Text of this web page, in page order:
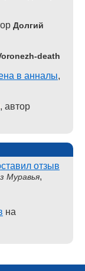
Долгий
death
в анналы,
, автор
отзыв
Муравья,
на